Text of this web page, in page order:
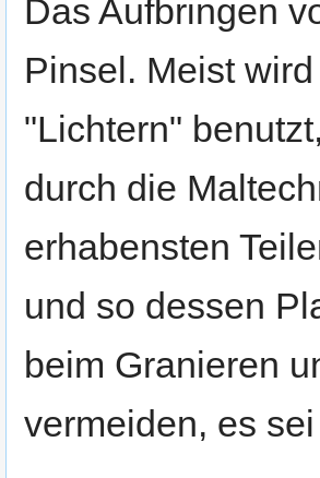
Das Aufbringen
Pinsel. Meist
"Lichtern"
durch die
erhabensten
und so dessen
beim Granieren
vermeiden, es